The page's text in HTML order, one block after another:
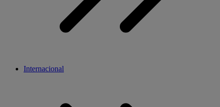
Internacional